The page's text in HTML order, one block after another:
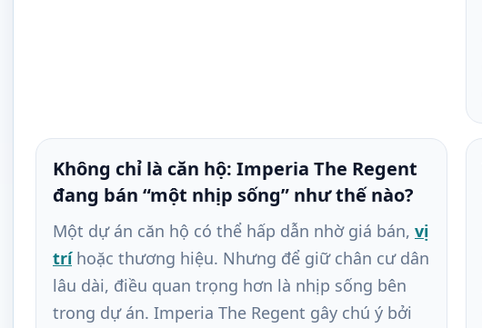
Không chỉ là căn hộ: Imperia The Regent
đang bán “một nhịp sống” như thế nào?
Một dự án căn hộ có thể hấp dẫn nhờ giá bán, vị
tríhoặc thương hiệu. Nhưng để giữ chân cư dân
lâu dài, điều quan trọng hơn là nhịp sống bên
trong dự án. Imperia The Regent gây chú ý bởi